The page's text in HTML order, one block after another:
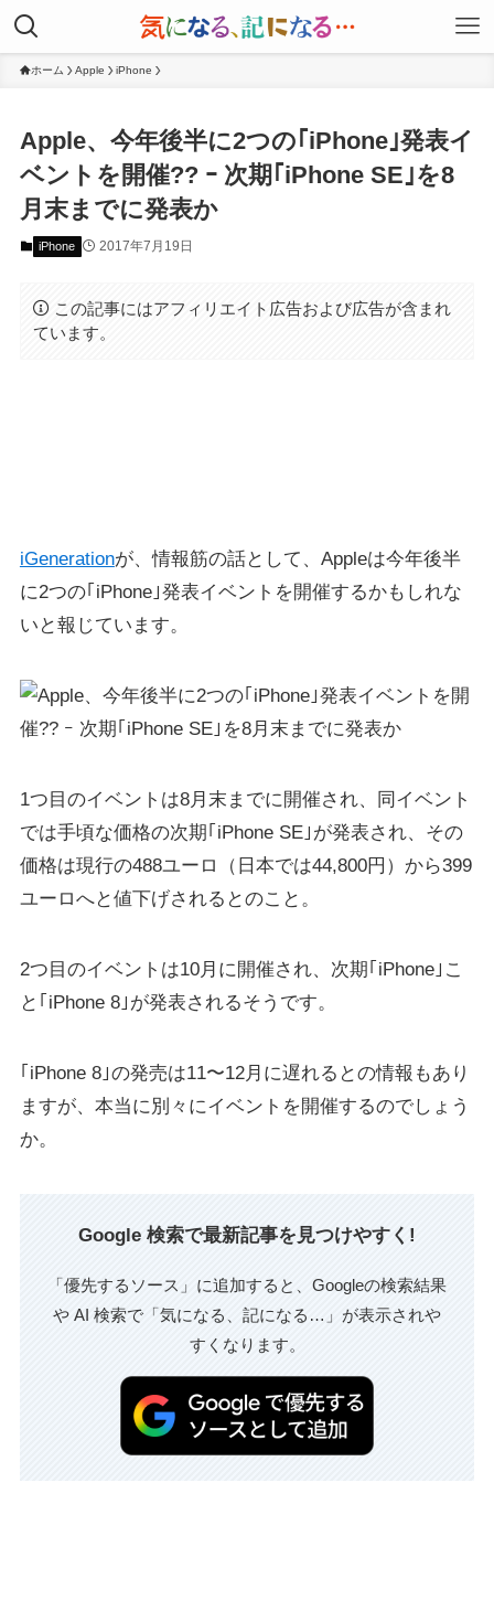
ホーム Apple iPhone
Apple、今年後半に2つの｢iPhone｣発表イ
ベントを開催?? ｰ 次期｢iPhone SE｣を8
月末までに発表か
iPhone 2017年7月19日
この記事にはアフィリエイト広告および広告が含まれ
ています。
iGenerationが、情報筋の話として、Appleは今年後半
に2つの｢iPhone｣発表イベントを開催するかもしれな
いと報じています。
1つ目のイベントは8月末までに開催され、同イベント
では手頃な価格の次期｢iPhone SE｣が発表され、その
価格は現行の488ユーロ（日本では44,800円）から399
ユーロへと値下げされるとのこと。
2つ目のイベントは10月に開催され、次期｢iPhone｣こ
と｢iPhone 8｣が発表されるそうです。
｢iPhone 8｣の発売は11〜12月に遅れるとの情報もあり
ますが、本当に別々にイベントを開催するのでしょう
か。
Google 検索で最新記事を見つけやすく!
「優先するソース」に追加すると、Googleの検索結果
や AI 検索で「気になる、記になる…」が表示されや
すくなります。